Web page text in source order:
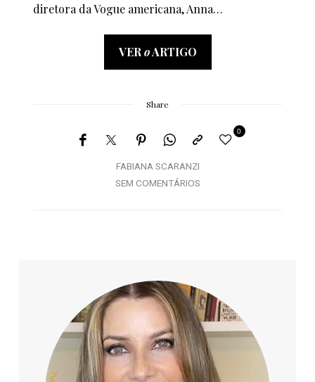
diretora da Vogue americana, Anna…
VER oARTIGO
Share
FABIANA SCARANZI
0
SEM COMENTÁRIOS